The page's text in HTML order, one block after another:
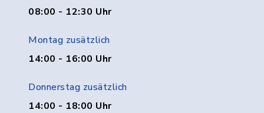
08:00 - 12:30 Uhr
Montag zusätzlich
14:00 - 16:00 Uhr
Donnerstag zusätzlich
14:00 - 18:00 Uhr